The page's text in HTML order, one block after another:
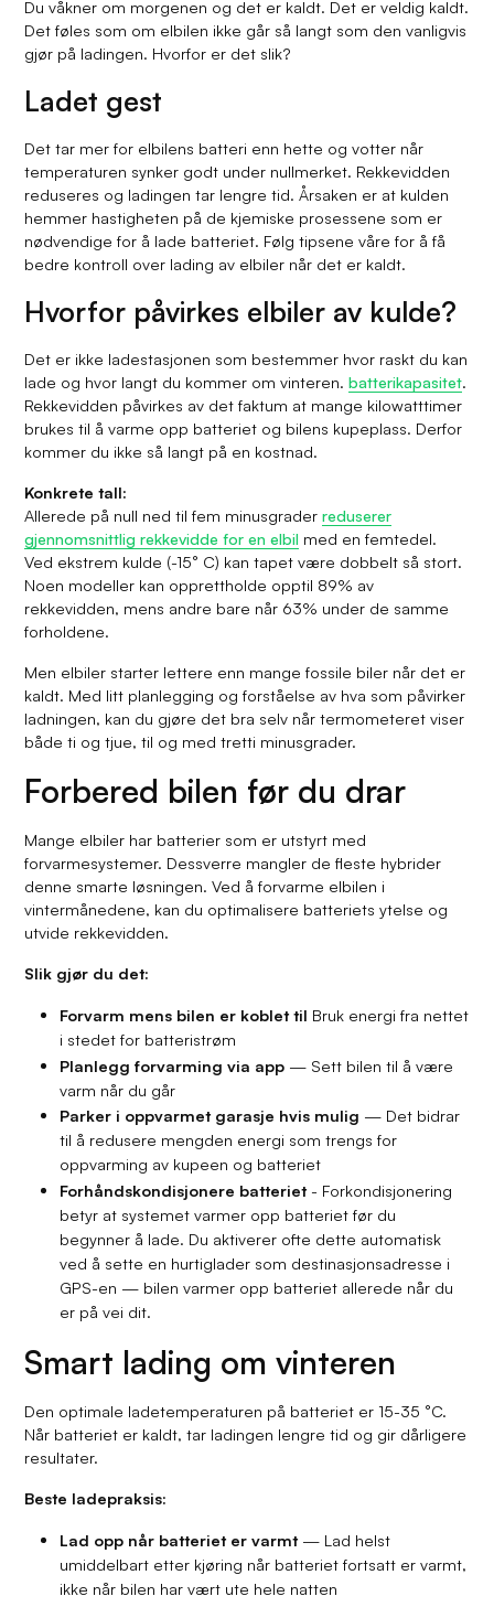
Du våkner om morgenen og det er kaldt. Det er veldig kaldt.
Det føles som om elbilen ikke går så langt som den vanligvis
gjør på ladingen. Hvorfor er det slik?
Ladet gest
Det tar mer for elbilens batteri enn hette og votter når
temperaturen synker godt under nullmerket. Rekkevidden
reduseres og ladingen tar lengre tid. Årsaken er at kulden
hemmer hastigheten på de kjemiske prosessene som er
nødvendige for å lade batteriet. Følg tipsene våre for å få
bedre kontroll over lading av elbiler når det er kaldt.
Hvorfor påvirkes elbiler av kulde?
Det er ikke ladestasjonen som bestemmer hvor raskt du kan
lade og hvor langt du kommer om vinteren.batterikapasitet.
Rekkevidden påvirkes av det faktum at mange kilowatttimer
brukes til å varme opp batteriet og bilens kupeplass. Derfor
kommer du ikke så langt på en kostnad.
Konkrete tall:
Allerede på null ned til fem minusgraderreduserer
gjennomsnittlig rekkevidde for en elbil med en femtedel.
Ved ekstrem kulde (-15° C) kan tapet være dobbelt så stort.
Noen modeller kan opprettholde opptil 89% av
rekkevidden, mens andre bare når 63% under de samme
forholdene.
Men elbiler starter lettere enn mange fossile biler når det er
kaldt. Med litt planlegging og forståelse av hva som påvirker
ladningen, kan du gjøre det bra selv når termometeret viser
både ti og tjue, til og med tretti minusgrader.
Forbered bilen før du drar
Mange elbiler har batterier som er utstyrt med
forvarmesystemer. Dessverre mangler de fleste hybrider
denne smarte løsningen. Ved å forvarme elbilen i
vintermånedene, kan du optimalisere batteriets ytelse og
utvide rekkevidden.
Slik gjør du det:
Forvarm mens bilen er koblet til Bruk energi fra nettet
i stedet for batteristrøm
Planlegg forvarming via app — Sett bilen til å være
varm når du går
Parker i oppvarmet garasje hvis mulig — Det bidrar
til å redusere mengden energi som trengs for
oppvarming av kupeen og batteriet
Forhåndskondisjonere batteriet- Forkondisjonering
betyr at systemet varmer opp batteriet før du
begynner å lade. Du aktiverer ofte dette automatisk
ved å sette en hurtiglader som destinasjonsadresse i
GPS-en — bilen varmer opp batteriet allerede når du
er på vei dit.
Smart lading om vinteren
Den optimale ladetemperaturen på batteriet er 15-35 °C.
Når batteriet er kaldt, tar ladingen lengre tid og gir dårligere
resultater.
Beste ladepraksis:
Lad opp når batteriet er varmt— Lad helst
umiddelbart etter kjøring når batteriet fortsatt er varmt,
ikke når bilen har vært ute hele natten